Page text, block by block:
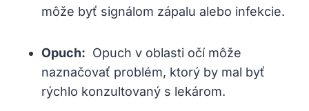
⁣môže byť signálom ‌zápalu alebo ⁤infekcie.
Opuch: ‍ Opuch v oblasti očí môže
naznačovať‍ problém, ktorý‍ by⁤ mal byť
rýchlo konzultovaný s ‍lekárom.